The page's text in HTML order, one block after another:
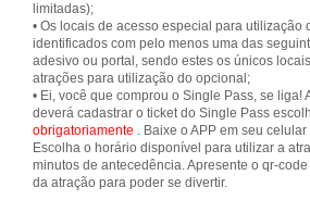
limitadas);
• Os locais de acesso especial para utilização
identificados com pelo menos uma das
adesivo ou portal, sendo estes os únicos
atrações para utilização do opcional;
• Ei, você que comprou o Single Pass, se liga!
deverá cadastrar o ticket do Single Pass
obrigatoriamente . Baixe o APP em seu
Escolha o horário disponível para utilizar a
minutos de antecedência. Apresente o qr-
da atração para poder se divertir.